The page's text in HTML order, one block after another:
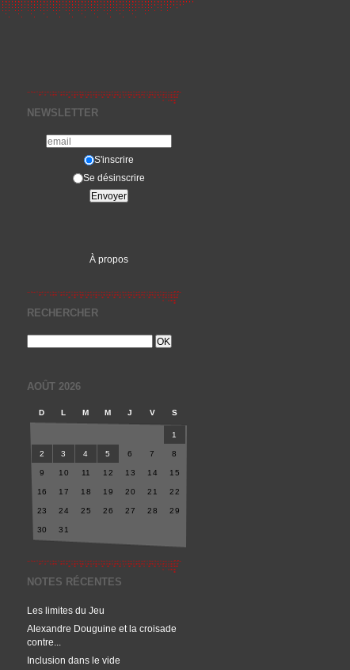
NEWSLETTER
S'inscrire
Se désinscrire
À propos
RECHERCHER
AOÛT 2026
D L M M J V S
1
2 3 4 5 6 7 8
9 10 11 12 13 14 15
16 17 18 19 20 21 22
23 24 25 26 27 28 29
30 31
NOTES RÉCENTES
Les limites du Jeu
Alexandre Douguine et la croisade
contre...
Inclusion dans le vide